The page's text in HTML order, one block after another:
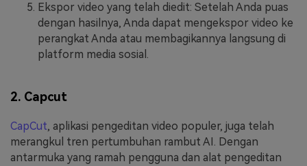
Ekspor video yang telah diedit: Setelah Anda puas
dengan hasilnya, Anda dapat mengekspor video ke
perangkat Anda atau membagikannya langsung di
platform media sosial.
2. Capcut
CapCut, aplikasi pengeditan video populer, juga telah
merangkul tren pertumbuhan rambut AI. Dengan
antarmuka yang ramah pengguna dan alat pengeditan